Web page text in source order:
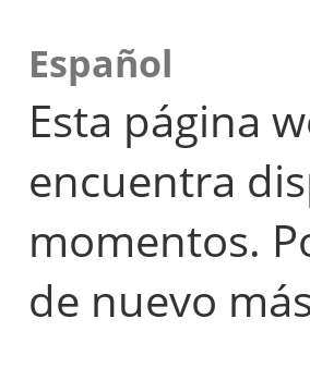
Español
Esta página
encuentra
momentos.
de nuevo